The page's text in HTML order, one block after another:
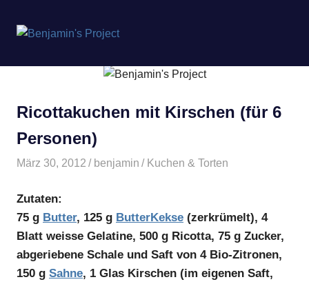
springen
Project
Ricottakuchen mit Kirschen (für 6
Personen)
März 30, 2012 benjamin Kuchen & Torten
Zutaten:
75 g Butter, 125 g ButterKekse (zerkrümelt), 4
Blatt weisse Gelatine, 500 g Ricotta, 75 g Zucker,
abgeriebene Schale und Saft von 4 Bio-Zitronen,
150 g Sahne, 1 Glas Kirschen (im eigenen Saft,